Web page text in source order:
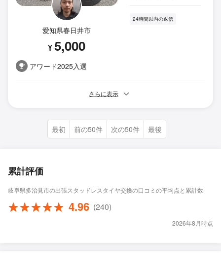
愛知県春日井市
¥5,000
アワード2025入選
24時間以内の返信
さらに表示
最初 前の50件 次の50件 最後
累計評価
岐阜県多治見市の出張スタッドレスタイヤ交換の口コミの平均点と累計数
4.96 (240)
2026年8月時点